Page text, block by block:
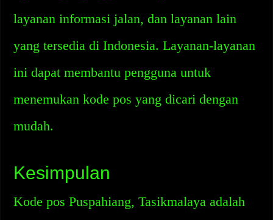
layanan informasi jalan, dan layanan lain
yang tersedia di Indonesia. Layanan-layanan
ini dapat membantu pengguna untuk
menemukan kode pos yang dicari dengan
mudah.
Kesimpulan
Kode pos Puspahiang, Tasikmalaya adalah